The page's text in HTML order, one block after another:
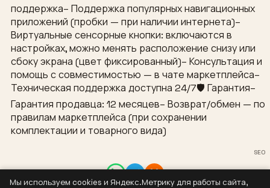
поддержка– Поддержка популярных навигационных
приложений (пробки — при наличии интернета)–
Виртуальные сенсорные кнопки: включаются в
настройках, можно менять расположение снизу или
сбоку экрана (цвет фиксированный)– Консультация и
помощь с совместимостью — в чате маркетплейса–
Техническая поддержка доступна 24/7🛡 Гарантия–
Гарантия продавца: 12 месяцев– Возврат/обмен — по
правилам маркетплейса (при сохранении
комплектации и товарного вида)
SEO
Мы используем cookies и Яндекс.Метрику для работы сайта,